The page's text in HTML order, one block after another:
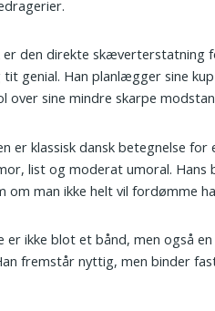
er den direkte skæverterstatning
genial. Han planlægger sine
over sine mindre skarpe
er klassisk dansk betegnelse
list og moderat umoral.
om man ikke helt vil fordømme
er ikke blot et bånd, men også
fremstår nyttig, men binder